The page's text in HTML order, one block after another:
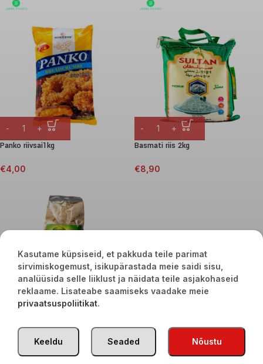
Panko riivsai1kg
€4,00
Basmati riis 2kg
€8,90
Kasutame küpsiseid, et pakkuda teile parimat
sirvimiskogemust, isikupärastada meie saidi sisu,
analüüsida selle liiklust ja näidata teile asjakohaseid
reklaame. Lisateabe saamiseks vaadake meie
privaatsuspoliitikat.
Nõustu
Seaded
Keeldu